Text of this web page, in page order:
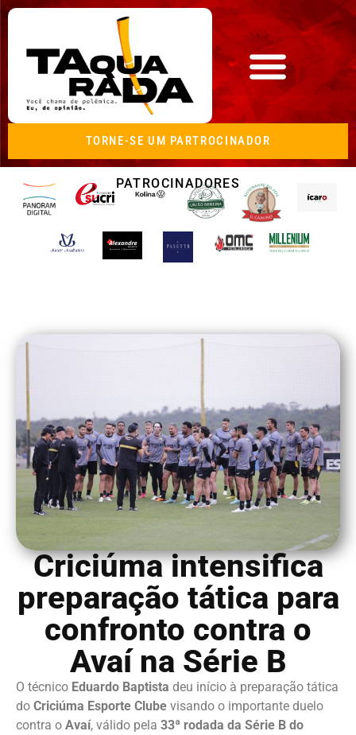
TORNE-SE UM PARTROCINADOR
PATROCINADORES
Criciúma intensifica
preparação tática para
confronto contra o
Avaí na Série B
O técnico Eduardo Baptista deu início à preparação tática
do Criciúma Esporte Clube visando o importante duelo
contra o Avaí, válido pela 33ª rodada da Série B do